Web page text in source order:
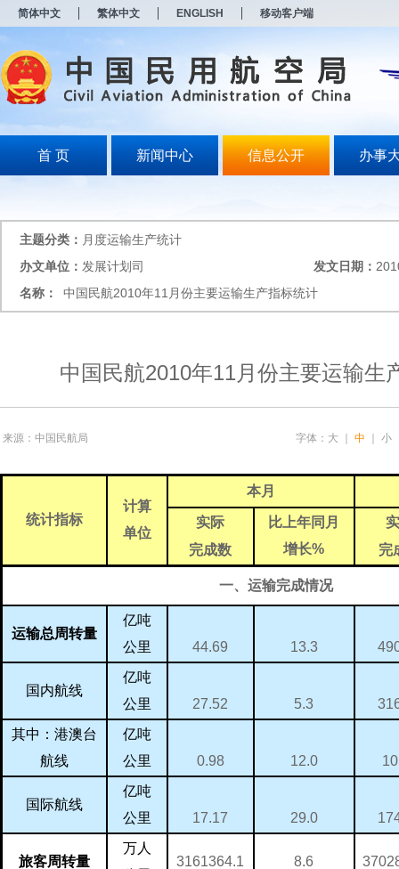
简体中文 繁体中文 ENGLISH 移动客户端
首 页 新闻中心 信息公开 办事
主题分类： 月度运输生产统计
办文单位： 发展计划司 发文日期：
名称：
中国民航2010年11月份主要运输生产指标统计
中国民航2010年11月份主要运输生
来源：中国民航局 字体： 大 ｜中 ｜小
统计指标
计算
单位
本月
实际
完成数
比上年同月
增长%
完
一、运输完成情况
运输总周转量
亿吨
公里
44.69 13.3
国内航线
亿吨
公里
27.52 5.3
其中：港澳台
航线
亿吨
公里
0.98 12.0
国际航线
亿吨
公里
17.17 29.0
旅客周转量
万人
3161364.1 8.6
打
开
无
障
说
开